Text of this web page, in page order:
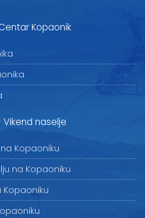
Kopaonik
naselje
Kopaoniku
na Kopaoniku
Kopaoniku